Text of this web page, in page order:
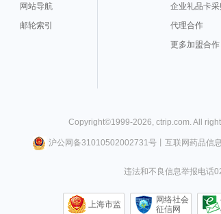
网站导航
邮轮索引
企业礼品卡采
代理合作
更多加盟合作
Copyright©1999-2026, ctrip.com. All
沪公网备31010502002731号丨 互联网药品信
违法和不良信息举报电话
上海市监
网络社会
征信网